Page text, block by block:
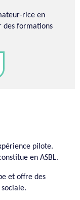
rice en
des formations
pilote.
en ASBL.
et offre des